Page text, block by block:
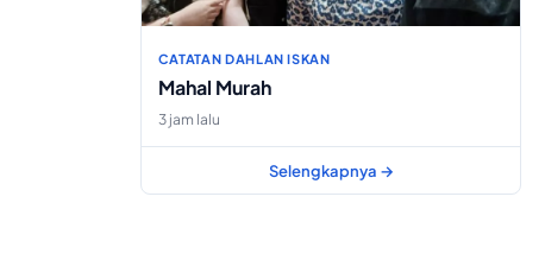
CATATAN DAHLAN ISKAN
Mahal Murah
3 jam lalu
Selengkapnya →